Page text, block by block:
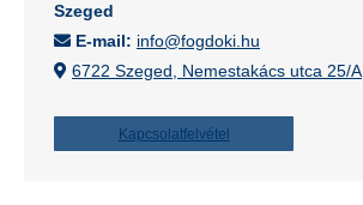
Szeged
E-mail: info@fogdoki.hu
6722 Szeged, Nemestakács utca 25/A
Kapcsolatfelvétel